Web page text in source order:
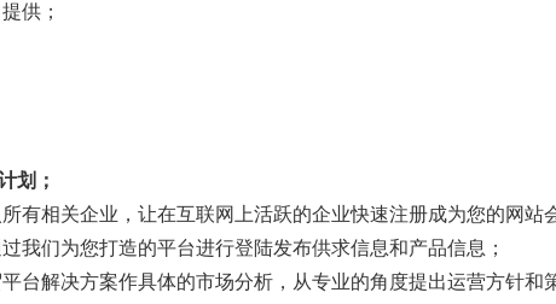
供；
划；
有相关企业，让在互联网上活跃的企业快速注册成为您的网站
我们为您打造的平台进行登陆发布供求信息和产品信息；
台解决方案作具体的市场分析，从专业的角度提出运营方针和